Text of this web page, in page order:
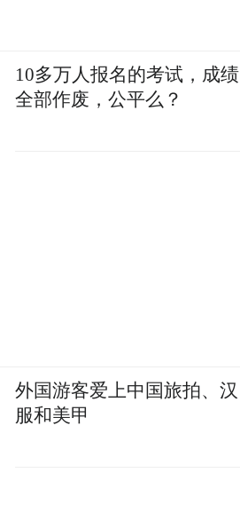
10多万人报名的考试，成绩
全部作废，公平么？
外国游客爱上中国旅拍、汉
服和美甲